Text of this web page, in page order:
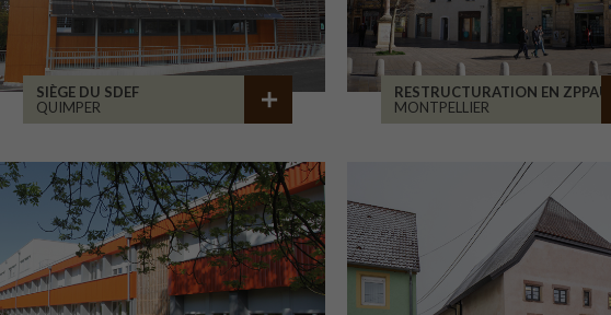
SIÈGE DU SDEF
QUIMPER
RESTRUCTURATION EN ZPPAUP
MONTPELLIER